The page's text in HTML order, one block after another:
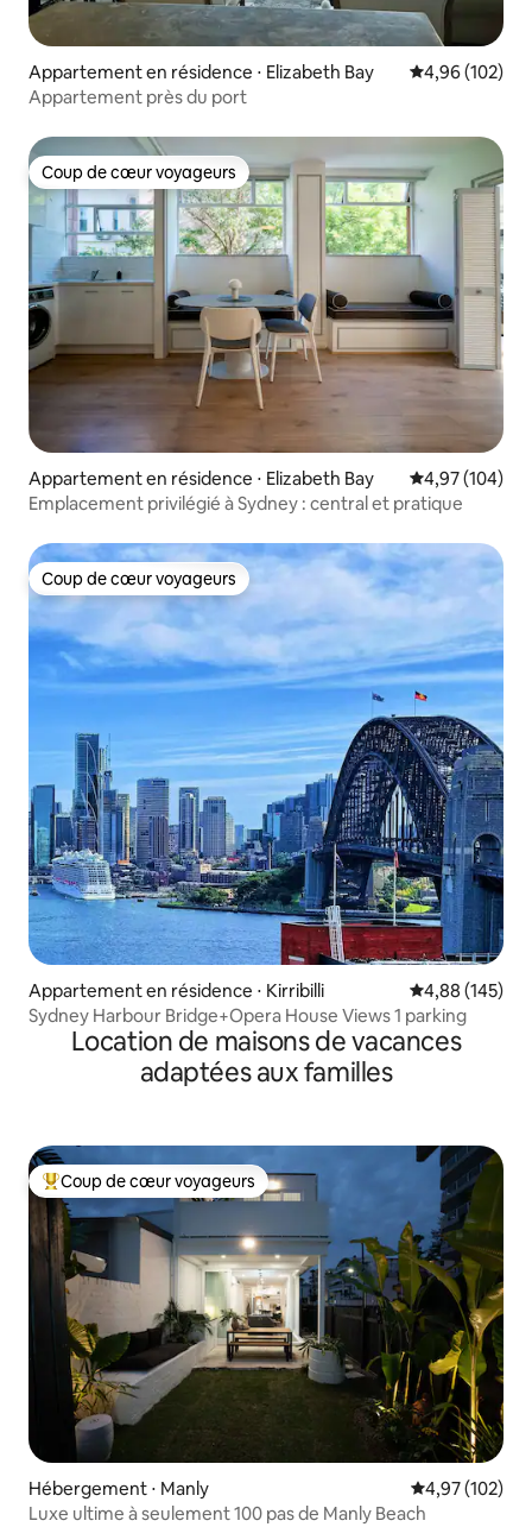
Appartement en résidence ⋅ Elizabeth Bay Évaluation
4,96 (102)
Appartement près du port
Coup de cœur voyageurs
Coup de cœur voyageurs
Appartement en résidence ⋅ Elizabeth Bay Évaluation
4,97 (104)
Emplacement privilégié à Sydney : central et pratique
Coup de cœur voyageurs
Coup de cœur voyageurs
Appartement en résidence ⋅ Kirribilli Évaluation
4,88 (145)
Sydney Harbour Bridge+Opera House Views 1 parking
Location de maisons de vacances
adaptées aux familles
Coups de cœur voyageurs les plus appréciés
Coup de cœur voyageurs
Hébergement ⋅ Manly Évaluation
4,97 (102)
Luxe ultime à seulement 100 pas de Manly Beach